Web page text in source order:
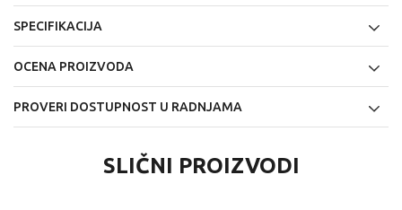
SPECIFIKACIJA
OCENA PROIZVODA
PROVERI DOSTUPNOST U RADNJAMA
SLIČNI PROIZVODI